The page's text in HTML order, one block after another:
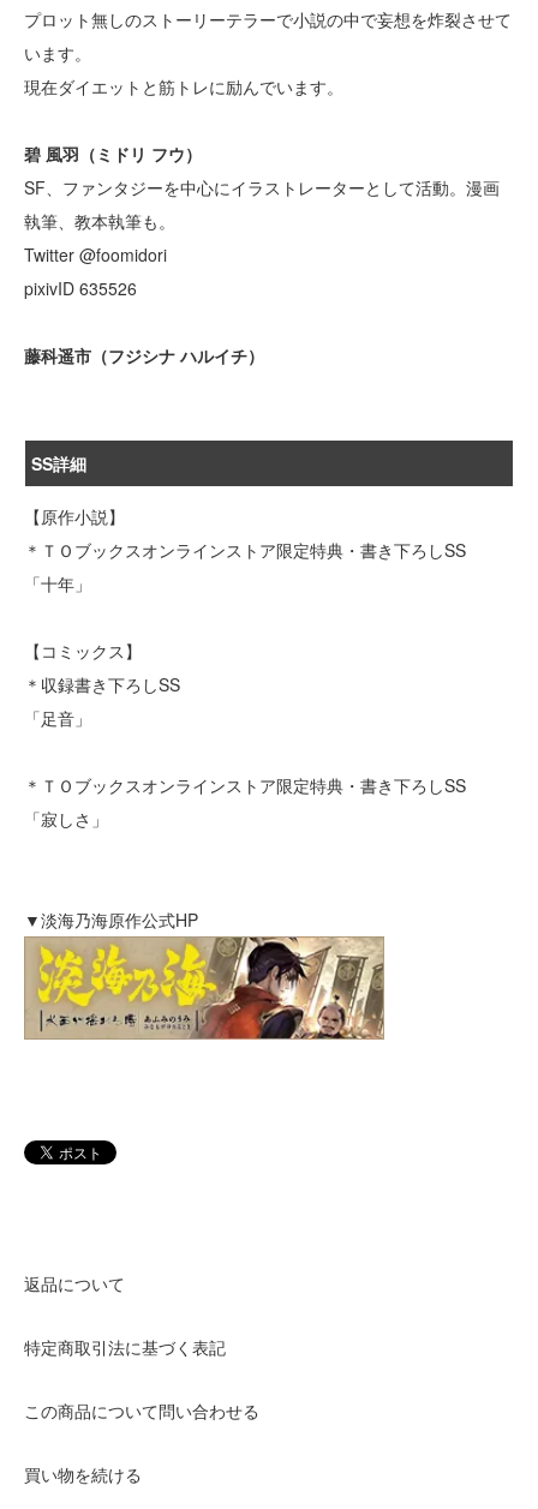
プロット無しのストーリーテラーで小説の中で妄想を炸裂させて
います。
現在ダイエットと筋トレに励んでいます。
碧 風羽（ミドリ フウ）
SF、ファンタジーを中心にイラストレーターとして活動。漫画
執筆、教本執筆も。
Twitter @foomidori
pixivID 635526
藤科遥市（フジシナ ハルイチ）
SS詳細
【原作小説】
＊ＴＯブックスオンラインストア限定特典・書き下ろしSS
「十年」
【コミックス】
＊収録書き下ろしSS
「足音」
＊ＴＯブックスオンラインストア限定特典・書き下ろしSS
「寂しさ」
▼淡海乃海原作公式HP
返品について
特定商取引法に基づく表記
この商品について問い合わせる
買い物を続ける